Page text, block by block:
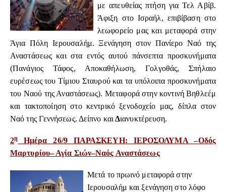
με απευθείας πτήση για Τελ Αβίβ.
Άφιξη στο Ισραήλ, επιβίβαση στο
λεωφορείο μας και μεταφορά στην
Άγια Πόλη Ιερουσαλήμ. Ξενάγηση στον Πανίερο Ναό της
Αναστάσεως και στα εντός αυτού πάνσεπτα προσκυνήματα
(Πανάγιος Τάφος, Αποκαθήλωση, Γολγοθάς, Σπήλαιο
ευρέσεως του Τίμιου Σταυρού και τα υπόλοιπα προσκυνήματα
του Ναού της Αναστάσεως). Μεταφορά στην κοντινή Βηθλεέμ
και τακτοποίηση στο κεντρικό ξενοδοχείο μας, δίπλα στον
Ναό της Γεννήσεως. Δείπνο και Διανυκτέρευση.
2η Ημέρα 26/9 ΠΑΡΑΣΚΕΥΗ: ΙΕΡΟΣΟΛΥΜΑ –Οδός
Μαρτυρίου– Αγία Σιών–Ναός Αναστάσεως
Μετά το πρωινό μεταφορά στην
Ιερουσαλήμ και ξενάγηση στο λόφο